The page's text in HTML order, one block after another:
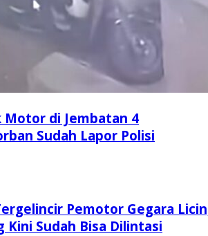
Motor di Jembatan 4
Sudah Lapor Polisi
Pemotor Gegara
Kini Sudah Bisa Dilintasi